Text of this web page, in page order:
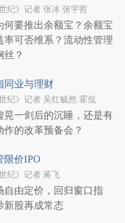
纪》记者 张冰 张宇哲
何要推出余额宝？余额宝
率可否维系？流动性管理
丝？
同业与理财
纪》记者 吴红毓然 霍侃
晃一剑后的沉睡，还是有
作的改革预备会？
限价IPO
纪》记者 蒋飞
自由定价，回归窗口指
新股再成常态